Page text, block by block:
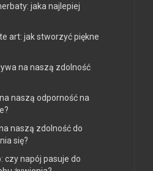
jaka najlepiej
art: jak stworzyć piękne
na naszą zdolność
naszą odporność na
naszą zdolność do
się?
czy napój pasuje do